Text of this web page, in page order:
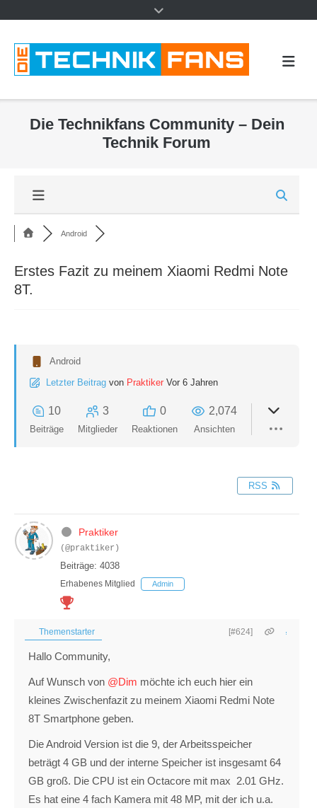
Die Technikfans Community – Dein
Technik Forum
Android
Erstes Fazit zu meinem Xiaomi Redmi Note
8T.
Android
Letzter Beitrag von Praktiker Vor 6 Jahren
10
Beiträge
3
Mitglieder
0
Reaktionen
2,074
Ansichten
RSS
Praktiker
(@praktiker)
Beiträge: 4038
Erhabenes Mitglied Admin
Themenstarter [#624]
Hallo Community,
Auf Wunsch von @Dim möchte ich euch hier ein
kleines Zwischenfazit zu meinem Xiaomi Redmi Note
8T Smartphone geben.
Die Android Version ist die 9, der Arbeitsspeicher
beträgt 4 GB und der interne Speicher ist insgesamt 64
GB groß. Die CPU ist ein Octacore mit max 2.01 GHz.
Es hat eine 4 fach Kamera mit 48 MP, mit der ich u.a.